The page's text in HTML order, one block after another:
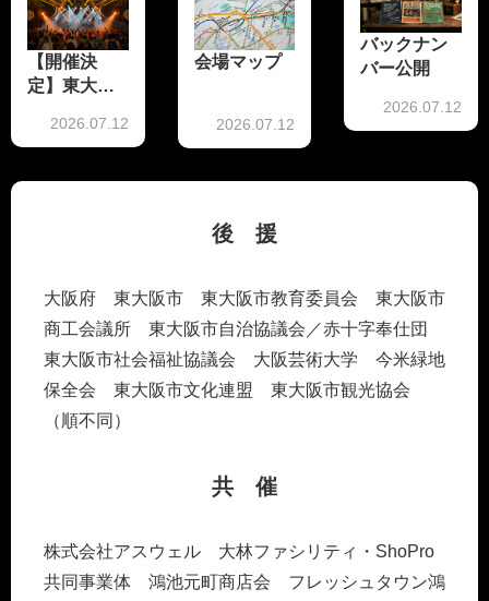
【開催決
定】東大阪
STREET
2026.07.12
会場マップ
2026.07.12
バックナン
バー公開
2026.07.12
後 援
大阪府 東大阪市 東大阪市教育委員会 東大阪市
商工会議所 東大阪市自治協議会／赤十字奉仕団
東大阪市社会福祉協議会 大阪芸術大学 今米緑地
保全会 東大阪市文化連盟 東大阪市観光協会
（順不同）
共 催
株式会社アスウェル 大林ファシリティ・ShoPro
共同事業体 鴻池元町商店会 フレッシュタウン鴻